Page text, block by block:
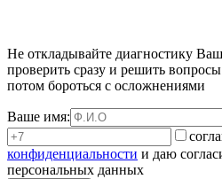
Не откладывайте диагностику
проверить сразу и решить
потом бороться с осложнениями
Ваше имя:
конфиденциальности и даю
персональных данных